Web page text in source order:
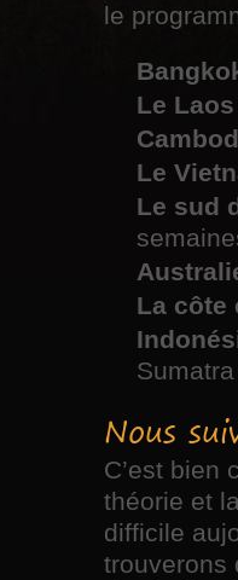
le
Le
Le
Le sud
La côte
Nous
C’est bien
théorie et
difficile
trouverons